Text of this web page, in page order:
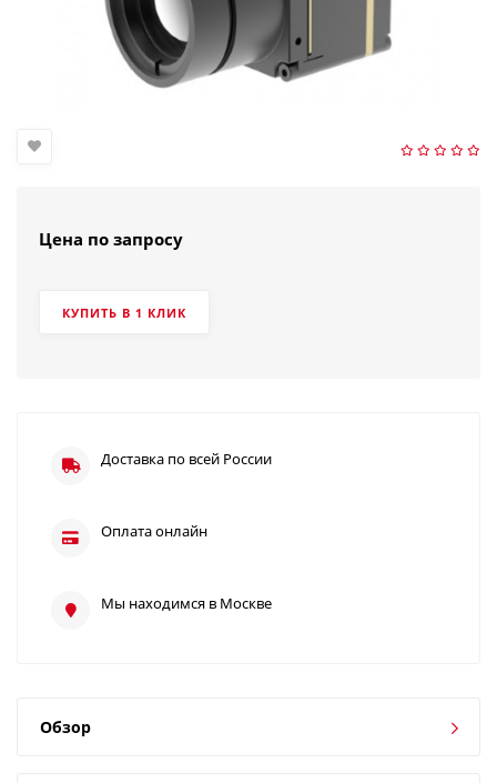
Цена по запросу
КУПИТЬ В 1 КЛИК
Доставка по всей России
Оплата онлайн
Мы находимся в Москве
Обзор